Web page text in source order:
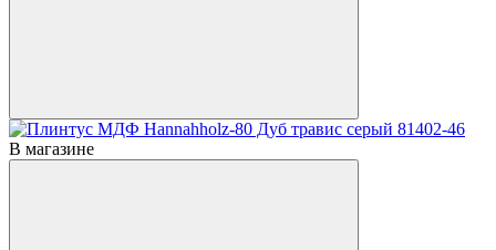
В магазине